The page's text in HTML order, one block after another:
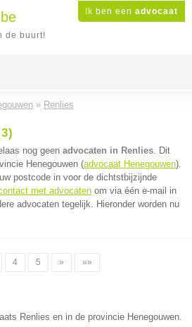
Ik ben een advocaat
de buurt!
» Renlies
nog geen advocaten in Renlies. Dit
Henegouwen (advocaat Henegouwen).
postcode in voor de dichtstbijzijnde
met advocaten om via één e-mail in
advocaten tegelijk. Hieronder worden nu
4 5 » »»
Renlies en in de provincie Henegouwen.